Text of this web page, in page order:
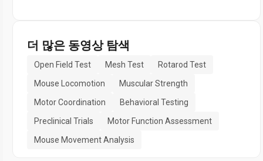
더 많은 동영상 탐색
Open Field Test Mesh Test
Rotarod Test
Mouse Locomotion
Muscular Strength
Motor Coordination
Behavioral Testing
Preclinical Trials
Motor Function Assessment
Mouse Movement Analysis